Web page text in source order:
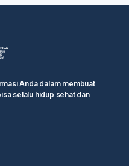
Anda dalam membuat
selalu hidup sehat dan